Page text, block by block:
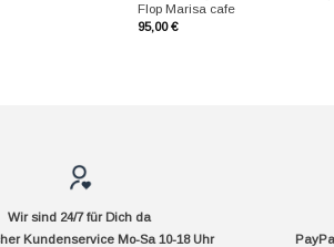
Flop Marisa cafe
95,00€
Wir sind 24/7 für Dich da
Kundenservice Mo-Sa 10-18 Uhr